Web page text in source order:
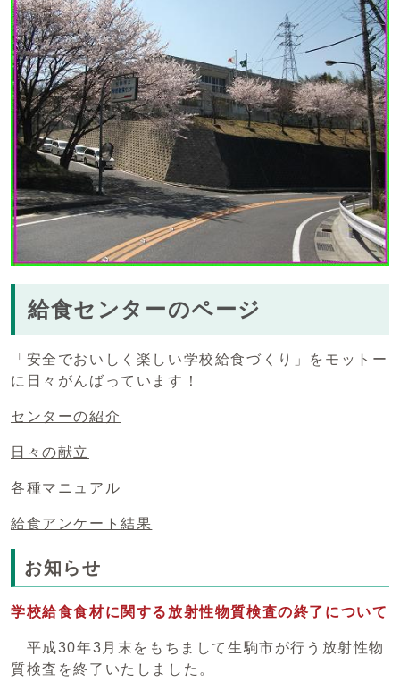
給食センターのページ
「安全でおいしく楽しい学校給食づくり」をモットー
に日々がんばっています！
センターの紹介
日々の献立
各種マニュアル
給食アンケート結果
お知らせ
学校給食食材に関する放射性物質検査の終了について
平成30年3月末をもちまして生駒市が行う放射性物
質検査を終了いたしました。